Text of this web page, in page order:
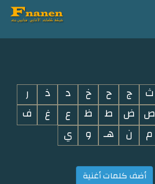
ث ج ح خ د ذ
ر
ص ض ط ظ ع غ
ف
م ن هـ و ي
أضف كلمات أغنية